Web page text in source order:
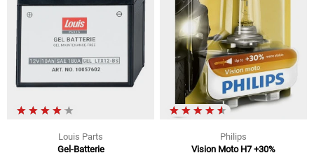
Louis Parts
Gel-Batterie
Philips
Vision Moto H7 +30%